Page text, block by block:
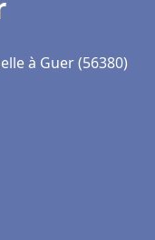
à Guer (56380)